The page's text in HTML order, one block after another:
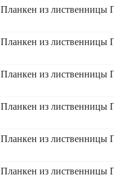
Планкен из лиственницы
Планкен из лиственницы
Планкен из лиственницы
Планкен из лиственницы
Планкен из лиственницы
Планкен из лиственницы